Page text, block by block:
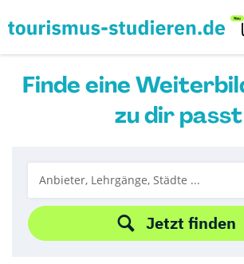
Finde eine
zu dir passt
Jetzt finden